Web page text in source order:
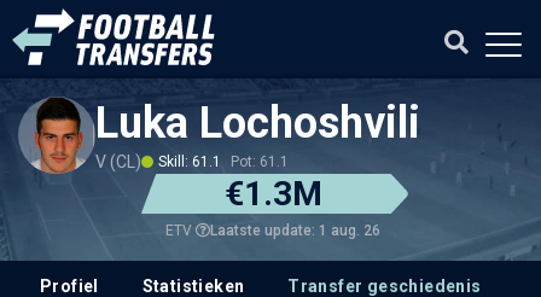
Luka Lochoshvili
V (CL) Skill: 61.1 Pot: 61.1
€1.3M
ETV Laatste update: 1 aug. 26
Profiel Statistieken Transfer geschiedenis